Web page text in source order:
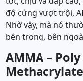
độ cứng vượt trội,
Nhờ vậy, mà nó
bên trong, bên
AMMA –